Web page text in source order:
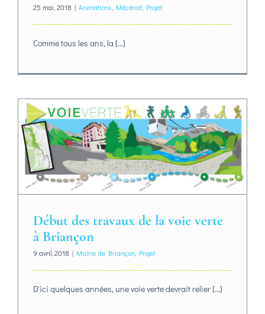
25 mai, 2018 | Animations Mécénat, Projet
Comme tous les ans, la [...]
Début des travaux de la voie verte
à Briançon
9 avril, 2018 | Mairie de Briançon Projet
D'ici quelques années, une voie verte devrait relier [...]